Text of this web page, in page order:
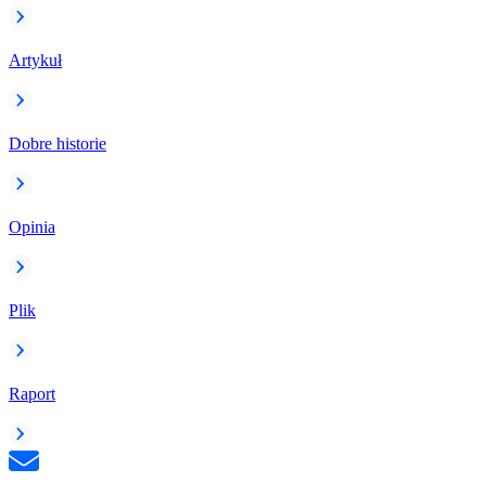
Artykuł
Dobre historie
Opinia
Plik
Raport